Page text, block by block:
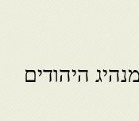
היהודים